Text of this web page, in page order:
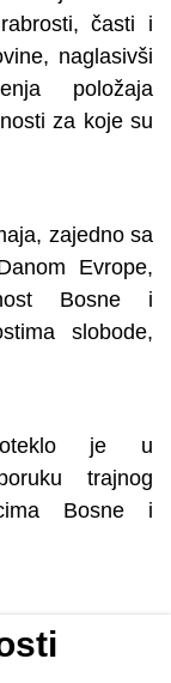
časti i
naglasivši
položaja
za koje su
zajedno sa
Evrope,
Bosne i
slobode,
je u
trajnog
Bosne i